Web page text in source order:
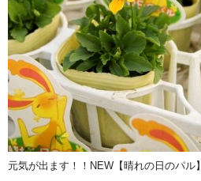
元気が出ます！！NEW【晴れの日のパル】